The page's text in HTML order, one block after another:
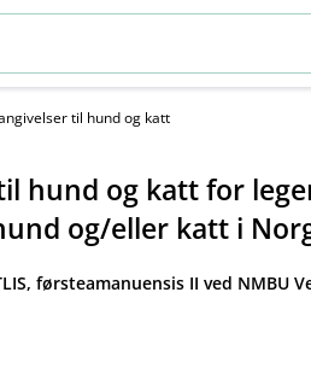
til hund og katt
hund og katt for
og​/​eller katt i
førsteamanuensis II ved NMBU